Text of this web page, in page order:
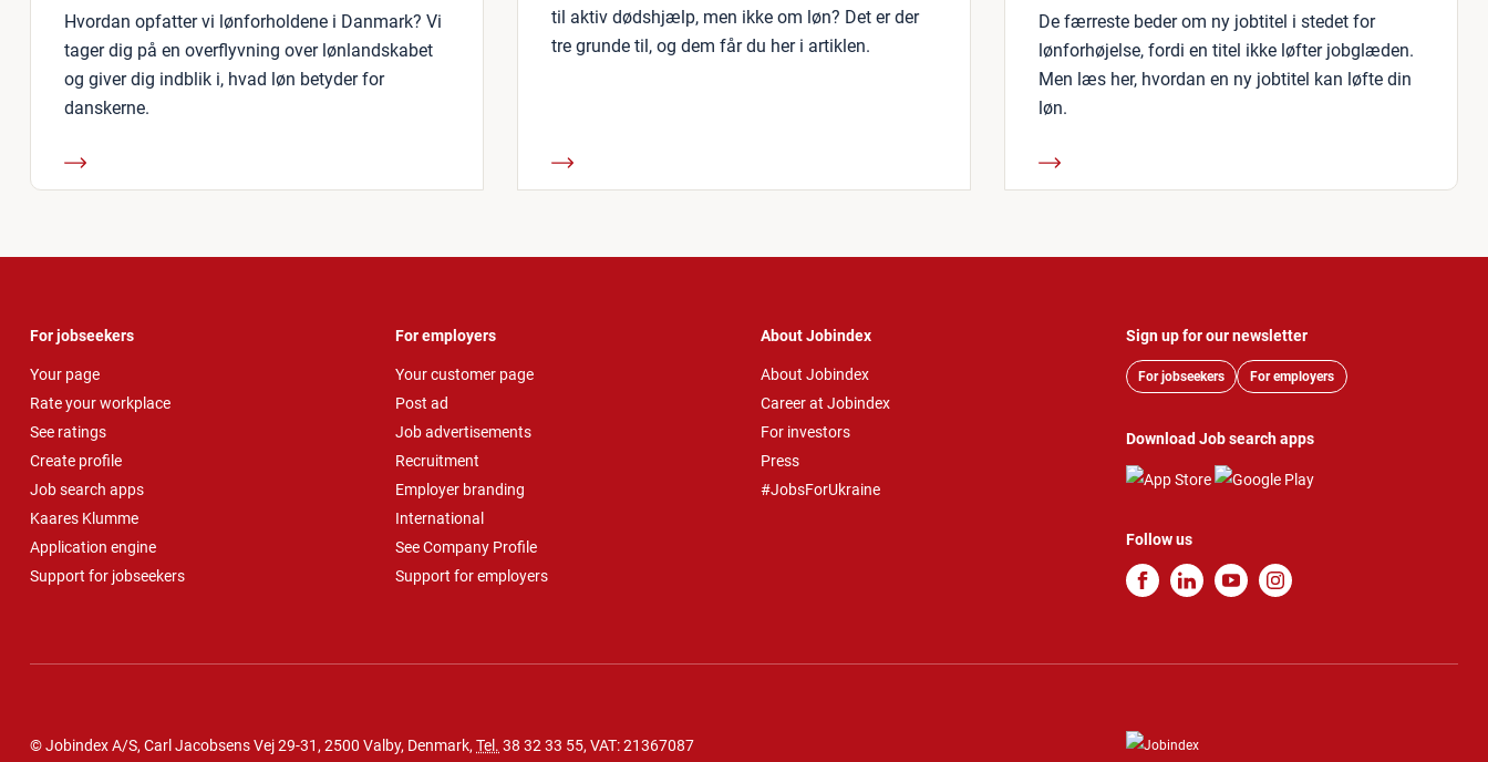
Hvordan opfatter vi lønforholdene i Danmark? Vi
tager dig på en overflyvning over lønlandskabet
og giver dig indblik i, hvad løn betyder for
danskerne.
til aktiv dødshjælp, men ikke om løn? Det er der
tre grunde til, og dem får du her i artiklen.
De færreste beder om ny jobtitel i stedet for
lønforhøjelse, fordi en titel ikke løfter jobglæden.
Men læs her, hvordan en ny jobtitel kan løfte din
løn.
For jobseekers
Your page
Rate your workplace
See ratings
Create profile
Job search apps
Kaares Klumme
Application engine
Support for jobseekers
For employers
Your customer page
Post ad
Job advertisements
Recruitment
Employer branding
International
See Company Profile
Support for employers
About Jobindex
About Jobindex
Career at Jobindex
For investors
Press
#JobsForUkraine
Sign up for our newsletter
For jobseekers For employers
Download Job search apps
Follow us
© Jobindex A/S, Carl Jacobsens Vej 29-31, 2500 Valby, Denmark, Tel. 38 32 33 55, VAT: 21367087